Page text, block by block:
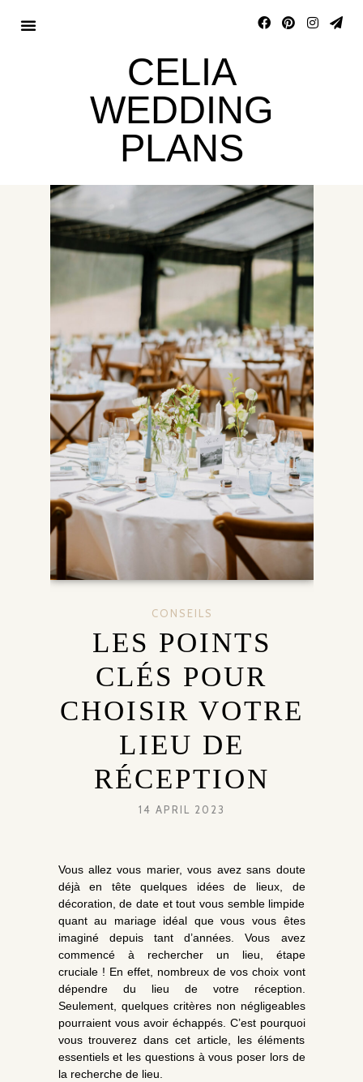
CELIA
WEDDING
PLANS
CONSEILS
LES POINTS
CLÉS POUR
CHOISIR VOTRE
LIEU DE
RÉCEPTION
14 APRIL 2023
Vous allez vous marier, vous avez sans doute
déjà en tête quelques idées de lieux, de
décoration, de date et tout vous semble limpide
quant au mariage idéal que vous vous êtes
imaginé depuis tant d’années. Vous avez
commencé à rechercher un lieu, étape
cruciale ! En effet, nombreux de vos choix vont
dépendre du lieu de votre réception.
Seulement, quelques critères non négligeables
pourraient vous avoir échappés. C’est pourquoi
vous trouverez dans cet article, les éléments
essentiels et les questions à vous poser lors de
la recherche de lieu.